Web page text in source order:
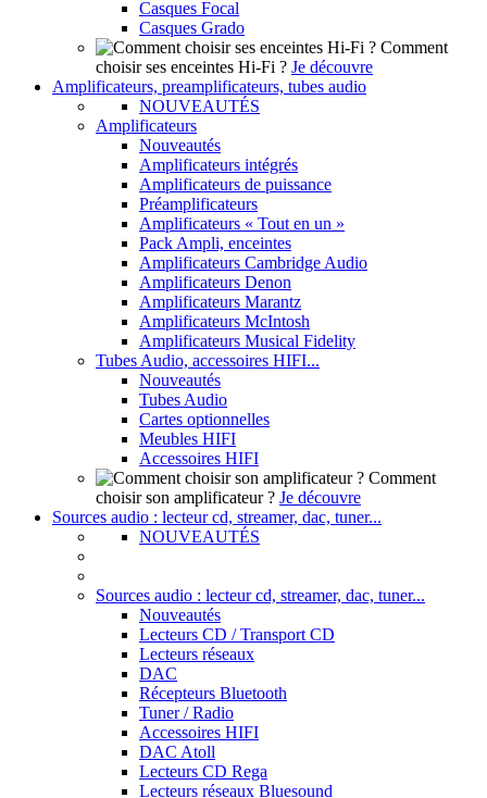
Casques Focal
Casques Grado
Comment
choisir ses enceintes Hi-Fi ? Je découvre
Amplificateurs, preamplificateurs, tubes audio
NOUVEAUTÉS
Amplificateurs
Nouveautés
Amplificateurs intégrés
Amplificateurs de puissance
Préamplificateurs
Amplificateurs « Tout en un »
Pack Ampli, enceintes
Amplificateurs Cambridge Audio
Amplificateurs Denon
Amplificateurs Marantz
Amplificateurs McIntosh
Amplificateurs Musical Fidelity
Tubes Audio, accessoires HIFI...
Nouveautés
Tubes Audio
Cartes optionnelles
Meubles HIFI
Accessoires HIFI
Comment
choisir son amplificateur ? Je découvre
Sources audio : lecteur cd, streamer, dac, tuner...
NOUVEAUTÉS
Sources audio : lecteur cd, streamer, dac, tuner...
Nouveautés
Lecteurs CD / Transport CD
Lecteurs réseaux
DAC
Récepteurs Bluetooth
Tuner / Radio
Accessoires HIFI
DAC Atoll
Lecteurs CD Rega
Lecteurs réseaux Bluesound